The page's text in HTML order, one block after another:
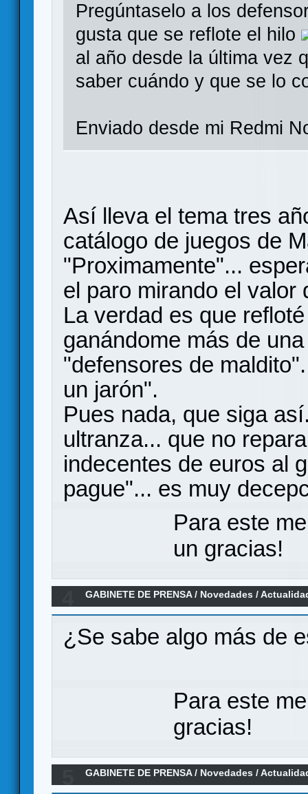
Pregúntaselo a los
gusta que se reflote el hilo
al año desde la última vez
saber cuándo y que se lo
Enviado desde mi Redmi
Así lleva el tema tres
catálogo de juegos de
"Proximamente"...
el paro mirando el valor
La verdad es que
ganándome más de
"defensores de
un jarón".
Pues nada, que siga
ultranza... que no
indecentes de euros al
pague"... es muy
Para este
un gracias!
GABINETE DE PRENSA/ Novedades /
¿Se sabe algo más de
Para este
gracias!
GABINETE DE PRENSA/ Novedades /
Edición en español por MasQueOca (En Pre